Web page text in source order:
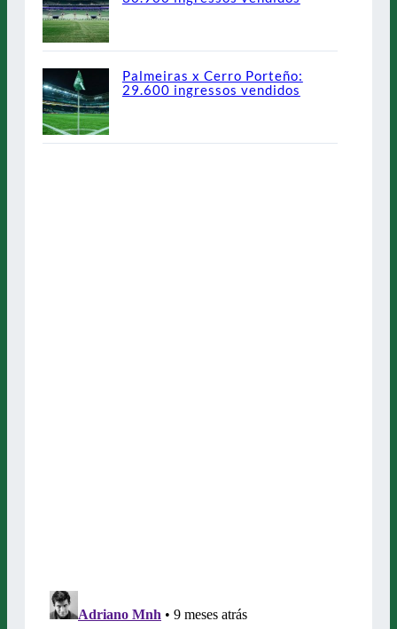
Palmeiras x Cerro Porteño:
29.600 ingressos vendidos